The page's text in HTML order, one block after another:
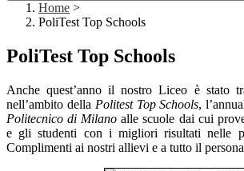
Home >
PoliTest Top Schools
PoliTest Top Schools
Anche quest’anno il nostro Liceo è stato
nell’ambito della Politest Top Schools,
Politecnico di Milano alle scuole dai cui
e gli studenti con i migliori risultati nelle
Complimenti ai nostri allievi e a tutto il